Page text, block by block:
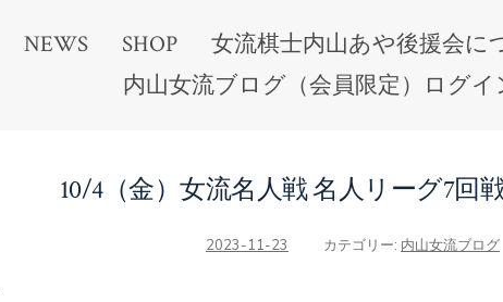
NEWS SHOP 女流棋士内山あや後援会に
内山女流ブログ（会員限定）ログイ
10/4（金）女流名人戦 名人リーグ7回
2023-11-23 カテゴリー: 内山女流ブログ